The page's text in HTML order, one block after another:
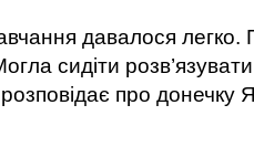
давалося
сидіти
про донечку